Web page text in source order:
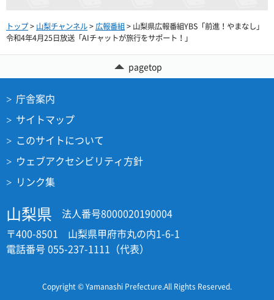
トップ> 山梨チャンネル>広報番組> 山梨県広報番組YBS「前進！やまなし」
令和4年4月25日放送「AIチャットが旅行をサポート！」
pagetop
庁舎案内
サイトマップ
このサイトについて
ウェブアクセシビリティ方針
リンク集
山梨県
法人番号8000020190004
〒400-8501 山梨県甲府市丸の内1-6-1
電話番号 055-237-1111（代表）
Copyright © Yamanashi Prefecture.All Rights Reserved.